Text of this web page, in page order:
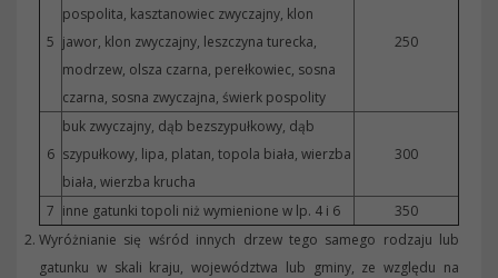
5
pospolita, kasztanowiec zwyczajny, klon
jawor, klon zwyczajny, leszczyna turecka,
modrzew, olsza czarna, perełkowiec, sosna
czarna, sosna zwyczajna, świerk pospolity
250
6
buk zwyczajny, dąb bezszypułkowy, dąb
szypułkowy, lipa, platan, topola biała, wierzba
biała, wierzba krucha
300
7 inne gatunki topoli niż wymienione w lp. 4 i 6
350
Wyróżnianie się wśród innych drzew tego samego rodzaju lub
gatunku w skali kraju, województwa lub gminy, ze względu na